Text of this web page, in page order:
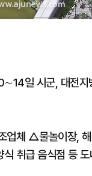
일 시군, 대전지
체 △물놀이장, 해
취급 음식점 등